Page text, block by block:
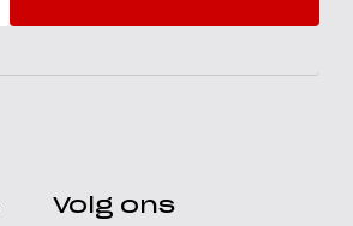
Volg ons